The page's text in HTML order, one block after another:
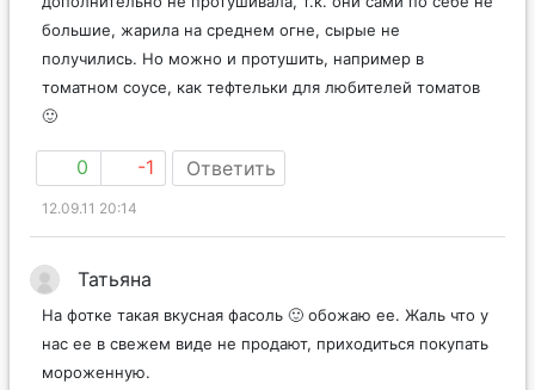
большие, жарила на среднем огне, сырые не
получились. Но можно и протушить, например в
томатном соусе, как тефтельки для любителей томатов
🙂
0 -1 Ответить
12.09.11 20:14
Татьяна
На фотке такая вкусная фасоль 🙂 обожаю ее. Жаль что у
нас ее в свежем виде не продают, приходиться покупать
мороженную.